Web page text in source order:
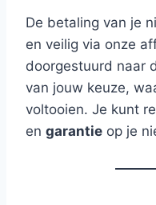
De betaling van je
en veilig via onze
doorgestuurd naar
van jouw keuze,
voltooien. Je kunt
en garantie op je